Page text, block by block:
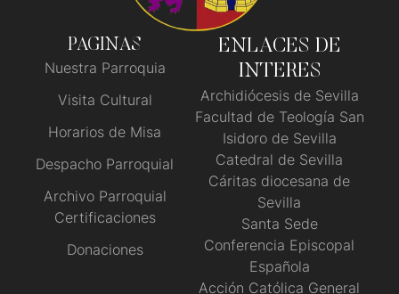
PAGINAS
Nuestra Parroquia
Visita Cultural
Horarios de Misa
Despacho Parroquial
Archivo Parroquial
Certificaciones
Donaciones
ENLACES DE
INTERES
Archidiócesis de Sevilla
Facultad de Teología San
Isidoro de Sevilla
Catedral de Sevilla
Cáritas diocesana de
Sevilla
Santa Sede
Conferencia Episcopal
Española
Acción Católica General